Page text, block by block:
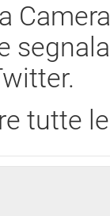
tutte